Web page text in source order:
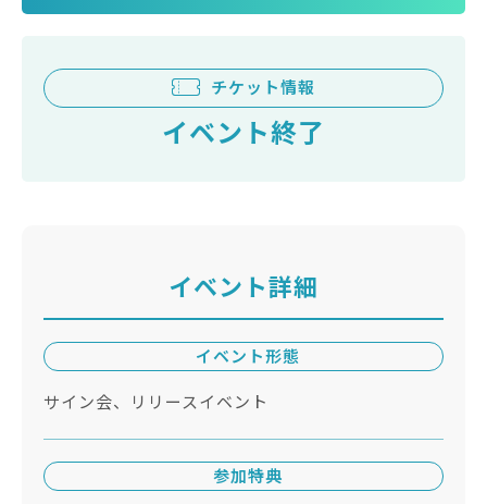
チケット情報
イベント終了
イベント詳細
イベント形態
サイン会、リリースイベント
参加特典